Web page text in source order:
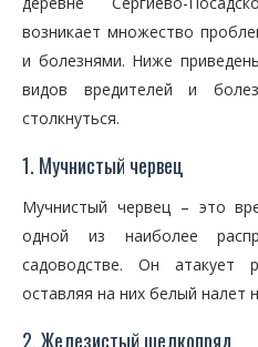
возникает множество
и болезнями. Ниже
видов вредителей и
столкнуться.
1. Мучнистый червец
Мучнистый червец – это
одной из наиболее
садоводстве. Он атакует
оставляя на них белый налет
2. Железистый шелкопряд